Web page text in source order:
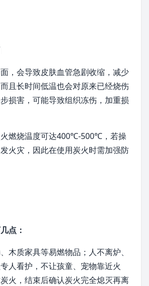
，会导致皮肤血管急剧收缩，减少
且长时间低温也会对原来已经烧伤
损害，可能导致组织冻伤，加重损
火燃烧温度可达400℃-500℃，若操
火灾，因此在使用炭火时需加强防
点：
木质家具等易燃物品；人不离炉、
人看护，不让孩童、宠物靠近火
火，结束后确认炭火完全熄灭再离